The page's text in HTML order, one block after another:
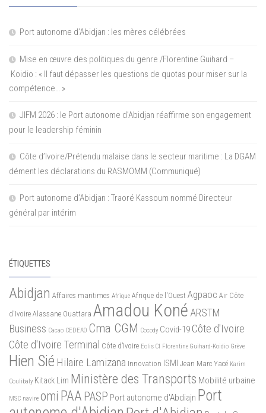
Port autonome d’Abidjan : les mères célébrées
Mise en œuvre des politiques du genre /Florentine Guihard –
Koidio : « Il faut dépasser les questions de quotas pour miser sur la
compétence… »
JIFM 2026 : le Port autonome d’Abidjan réaffirme son engagement
pour le leadership féminin
Côte d’Ivoire/Prétendu malaise dans le secteur maritime : La DGAM
dément les déclarations du RASMOMM (Communiqué)
Port autonome d’Abidjan : Traoré Kassoum nommé Directeur
général par intérim
ÉTIQUETTES
Abidjan Affaires maritimes Afrique Afrique de l'Ouest Agpaoc Air Côte
d'Ivoire Alassane Ouattara Amadou Koné ARSTM
Business Cacao CEDEAO Cma CGM Cocody Covid-19 Côte d'Ivoire
Côte d'Ivoire Terminal Côte d’Ivoire Eolis CI Florentine Guihard-Koidio Grève
Hien Sié Hilaire Lamizana Innovation ISMI Jean Marc Yacé Karim
Coulibaly Kitack Lim Ministère des Transports Mobilité urbaine
MSC navire omi PAA PASP Port autonome d'Abdiajn Port